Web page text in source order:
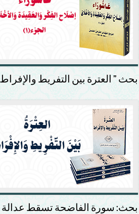
بحث ” العترة بين التفريط
بحث: سورة الفاضحة تسقط عدالة